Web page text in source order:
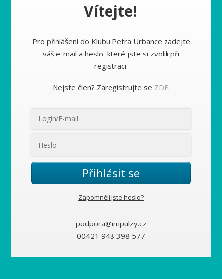
Vítejte!
Pro přihlášení do Klubu Petra Urbance zadejte
váš e-mail a heslo, které jste si zvolili při
registraci.
Nejste člen? Zaregistrujte se ZDE.
Přihlásit se
Zapomněli jste heslo?
podpora@impulzy.cz
00421 948 398 577